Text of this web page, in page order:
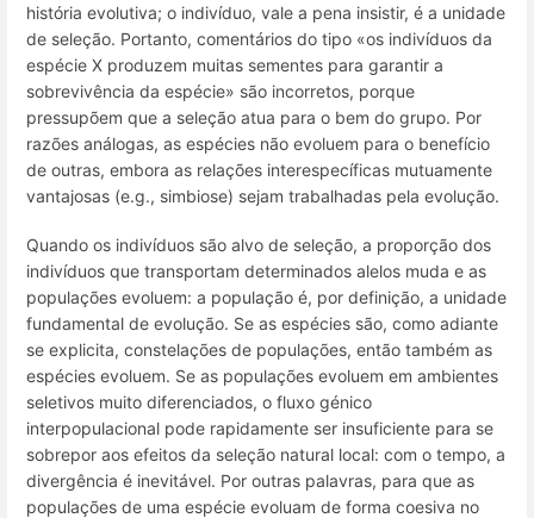
história evolutiva; o indivíduo, vale a pena insistir, é a unidade
de seleção. Portanto, comentários do tipo «os indivíduos da
espécie X produzem muitas sementes para garantir a
sobrevivência da espécie» são incorretos, porque
pressupõem que a seleção atua para o bem do grupo. Por
razões análogas, as espécies não evoluem para o benefício
de outras, embora as relações interespecíficas mutuamente
vantajosas (e.g., simbiose) sejam trabalhadas pela evolução.
Quando os indivíduos são alvo de seleção, a proporção dos
indivíduos que transportam determinados alelos muda e as
populações evoluem: a população é, por definição, a unidade
fundamental de evolução. Se as espécies são, como adiante
se explicita, constelações de populações, então também as
espécies evoluem. Se as populações evoluem em ambientes
seletivos muito diferenciados, o fluxo génico
interpopulacional pode rapidamente ser insuficiente para se
sobrepor aos efeitos da seleção natural local: com o tempo, a
divergência é inevitável. Por outras palavras, para que as
populações de uma espécie evoluam de forma coesiva no